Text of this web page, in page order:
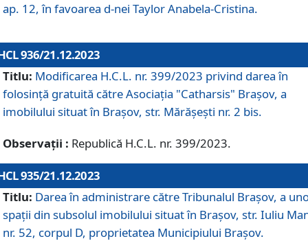
ap. 12, în favoarea d-nei Taylor Anabela-Cristina.
936/21.12.2023
Titlu: Modificarea H.C.L. nr. 399/2023 privind darea în
folosinţă gratuită către Asociaţia "Catharsis" Brașov, a
imobilului situat în Braşov, str. Mărăşeşti nr. 2 bis.
Observații : Republică H.C.L. nr. 399/2023.
935/21.12.2023
Titlu: Darea în administrare către Tribunalul Brașov, a
spații din subsolul imobilului situat în Brașov, str. Iuliu
nr. 52, corpul D, proprietatea Municipiului Brașov.